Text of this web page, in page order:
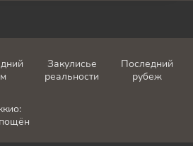
Закулисье
реальности
Последний
рубеж